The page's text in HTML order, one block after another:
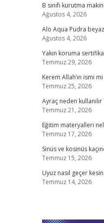
B sınıfı kurutma
Ağustos 4, 2026
Alo Aqua Pudra
Ağustos 4, 2026
Yakın koruma
Temmuz 29, 2026
Kerem Allah’ın ismi mi
Temmuz 25, 2026
Ayraç neden kullanılır
Temmuz 21, 2026
Eğitim materyalleri
Temmuz 17, 2026
Sinüs ve kosinüs
Temmuz 15, 2026
Uyuz nasıl geçer
Temmuz 14, 2026